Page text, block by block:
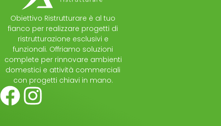
Obiettivo Ristrutturare è al tuo
fianco per realizzare progetti di
ristrutturazione esclusivi e
funzionali. Offriamo soluzioni
complete per rinnovare ambienti
domestici e attività commerciali
con progetti chiavi in mano.